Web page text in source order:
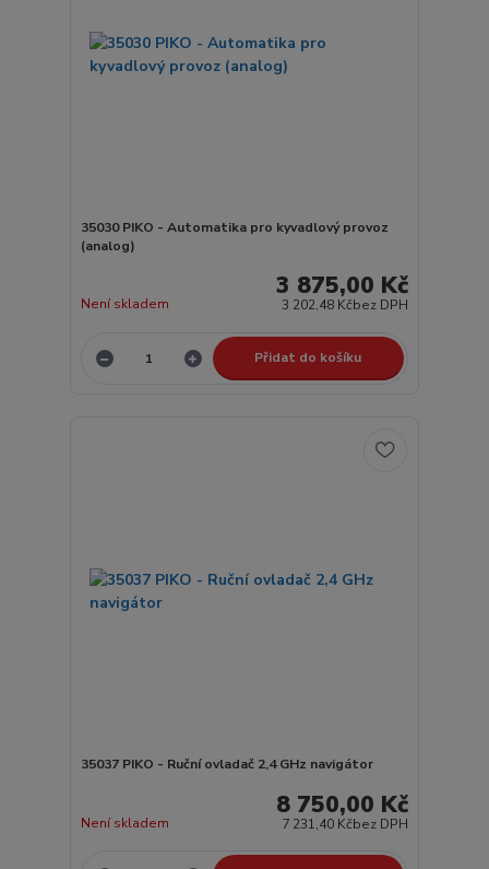
35030 PIKO - Automatika pro kyvadlový provoz
(analog)
3 875,00 Kč
3 202,48 Kčbez DPH
Není skladem
Přidat do košíku
35037 PIKO - Ruční ovladač 2,4 GHz navigátor
8 750,00 Kč
7 231,40 Kčbez DPH
Není skladem